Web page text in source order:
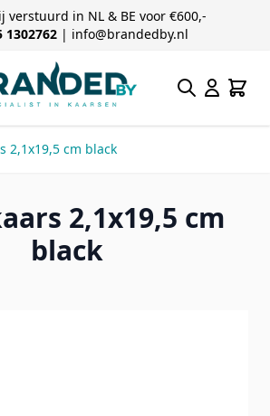
verstuurd in NL & BE voor €600,-
1302762 | info@brandedby.nl
inhoud
Zoeken
2,1x19,5 cm black
2,1x19,5 cm
black